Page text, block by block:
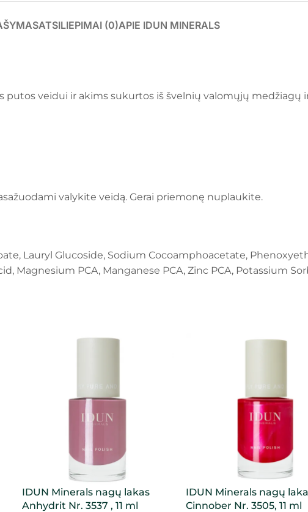
ATSILIEPIMAI (0)APIE IDUN MINERALS
putos veidui ir akims sukurtos iš švelnių valomųjų medžiagų
valykite veidą. Gerai priemonę nuplaukite.
Lauryl Glucoside, Sodium Cocoamphoacetate,
Magnesium PCA, Manganese PCA, Zinc PCA, Potassium
IDUN Minerals nagų lakas
Anhydrit Nr. 3537 , 11 ml
IDUN Minerals nagų
Cinnober Nr. 3505, 11 ml